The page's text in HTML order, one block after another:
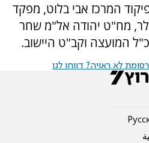
המרכז אבי בלוט, מפקד
מח"ט יהודה אל"מ שחר
המועצה וקב"ט היישוב.
לא ראויה? דווחו לנו